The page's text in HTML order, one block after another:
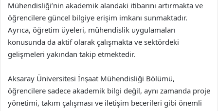
Mühendisliği’nin akademik alandaki itibarını artırmakta ve
öğrencilere güncel bilgiye erişim imkanı sunmaktadır.
Ayrıca, öğretim üyeleri, mühendislik uygulamaları
konusunda da aktif olarak çalışmakta ve sektördeki
gelişmeleri yakından takip etmektedir.
Aksaray Üniversitesi İnşaat Mühendisliği Bölümü,
öğrencilere sadece akademik bilgi değil, aynı zamanda proje
yönetimi, takım çalışması ve iletişim becerileri gibi önemli